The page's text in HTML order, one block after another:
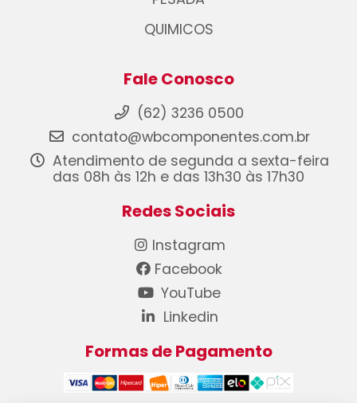
QUIMICOS
Fale Conosco
(62) 3236 0500
contato@wbcomponentes.com.br
Atendimento de segunda a sexta-feira
das 08h às 12h e das 13h30 às 17h30
Redes Sociais
Instagram
Facebook
YouTube
Linkedin
Formas de Pagamento